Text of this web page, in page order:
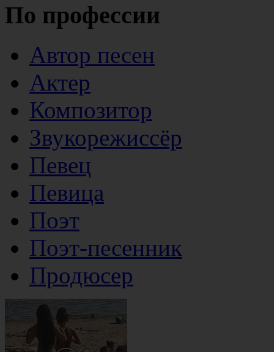
По профессии
Автор песен
Актер
Композитор
Звукорежиссёр
Певец
Певица
Поэт
Поэт-песенник
Продюсер